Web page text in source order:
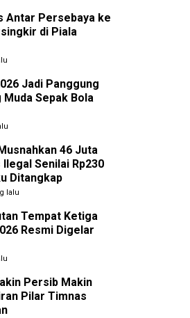
Antar Persebaya ke
di Piala
Jadi Panggung
Sepak Bola
46 Juta
Senilai Rp230
Ditangkap
lalu
Tempat Ketiga
Resmi Digelar
Persib Makin
Pilar Timnas